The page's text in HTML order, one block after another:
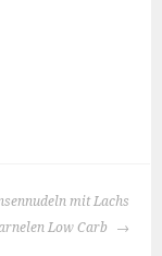
mit Lachs
Low Carb